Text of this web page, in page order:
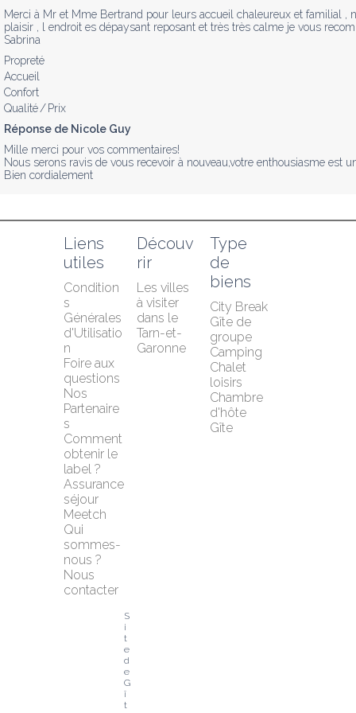
Merci à Mr et Mme Bertrand pour leurs accueil chaleureux et familial
plaisir , l endroit es dépaysant reposant et très très calme je vous
Sabrina
Propreté
Accueil
Confort
Qualité / Prix
Réponse de Nicole Guy
Mille merci pour vos commentaires!
Nous serons ravis de vous recevoir à nouveau,votre enthousiasme est
Bien cordialement
Liens
utiles
Condition
s
Générales
d'Utilisatio
n
Foire aux
questions
Nos
Partenaire
s
Comment
obtenir le
label ?
Assurance
séjour
Meetch
Qui
sommes-
nous ?
Nous
contacter
Découv
rir
Les villes
à visiter
dans le
Tarn-et-
Garonne
Type
de
biens
City Break
Gîte de
groupe
Camping
Chalet
loisirs
Chambre
d'hôte
Gîte
S
i
t
e
d
e
G
î
t